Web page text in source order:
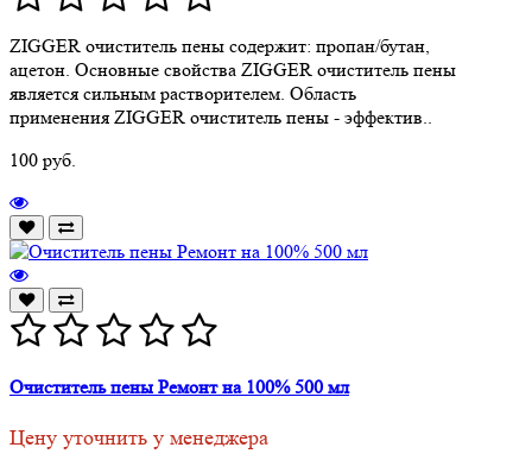
ZIGGER очиститель пены содержит: пропан/бутан,
ацетон. Основные свойства ZIGGER очиститель пены
является сильным растворителем. Область
применения ZIGGER очиститель пены - эффектив..
100 руб.
Очиститель пены Ремонт на 100% 500 мл
Цену уточнить у менеджера